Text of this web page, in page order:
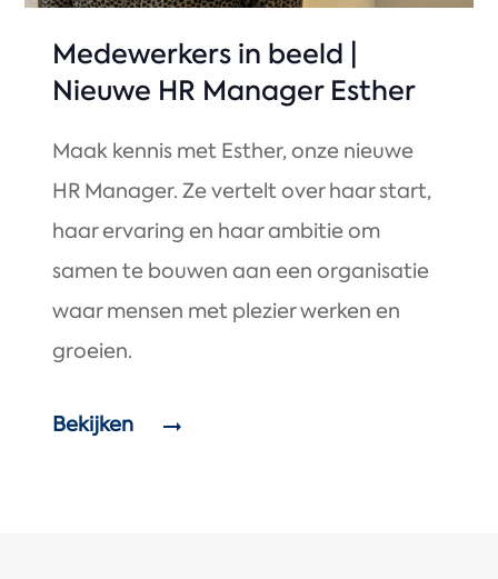
Medewerkers in beeld |
Nieuwe HR Manager Esther
Maak kennis met Esther, onze nieuwe
HR Manager. Ze vertelt over haar start,
haar ervaring en haar ambitie om
samen te bouwen aan een organisatie
waar mensen met plezier werken en
groeien.
Bekijken